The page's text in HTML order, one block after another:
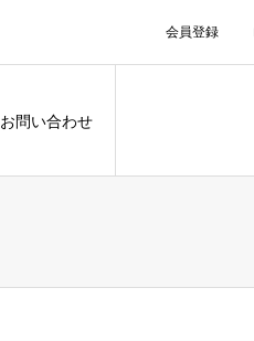
会員登録
お問い合わせ